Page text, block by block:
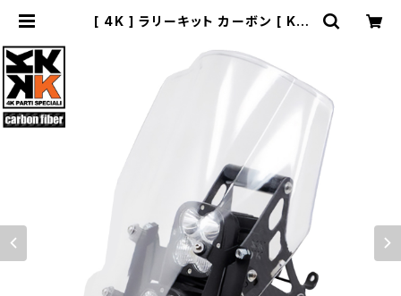
[ 4K ] ラリーキット カーボン [ KT
4～2023] | BIVOUAC所沢｜通販
サイト